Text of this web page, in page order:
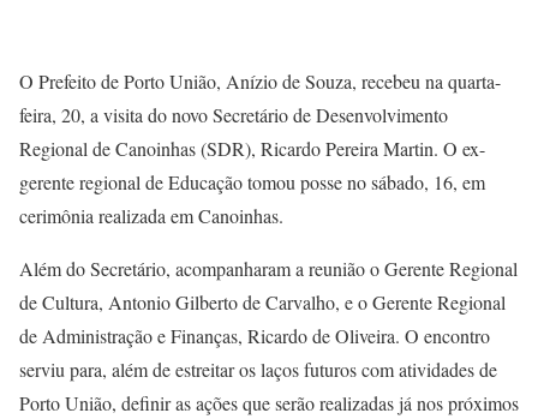
O Prefeito de Porto União, Anízio de Souza, recebeu na quarta-
feira, 20, a visita do novo Secretário de Desenvolvimento
Regional de Canoinhas (SDR), Ricardo Pereira Martin. O ex-
gerente regional de Educação tomou posse no sábado, 16, em
cerimônia realizada em Canoinhas.
Além do Secretário, acompanharam a reunião o Gerente Regional
de Cultura, Antonio Gilberto de Carvalho, e o Gerente Regional
de Administração e Finanças, Ricardo de Oliveira. O encontro
serviu para, além de estreitar os laços futuros com atividades de
Porto União, definir as ações que serão realizadas já nos próximos